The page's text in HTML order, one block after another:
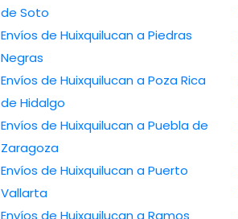
de Soto
Envíos de Huixquilucan a Piedras
Negras
Envíos de Huixquilucan a Poza Rica
de Hidalgo
Envíos de Huixquilucan a Puebla de
Zaragoza
Envíos de Huixquilucan a Puerto
Vallarta